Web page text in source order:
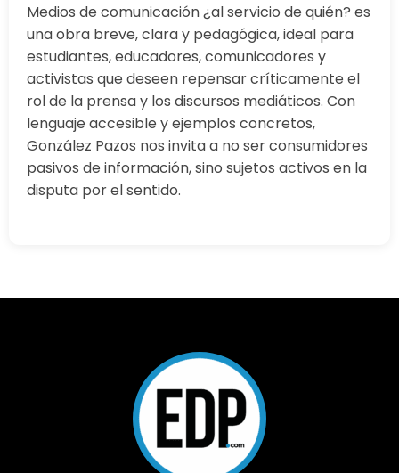
Medios de comunicación ¿al servicio de quién? es
una obra breve, clara y pedagógica, ideal para
estudiantes, educadores, comunicadores y
activistas que deseen repensar críticamente el
rol de la prensa y los discursos mediáticos. Con
lenguaje accesible y ejemplos concretos,
González Pazos nos invita a no ser consumidores
pasivos de información, sino sujetos activos en la
disputa por el sentido.